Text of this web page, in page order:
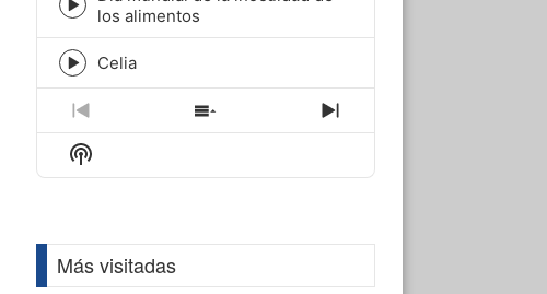
Episode
play
icon
los alimentos
Episode
play
icon
Celia
Previous
Episode
Show
Episodes
Next
Episode
Show
Podcast
Más visitadas